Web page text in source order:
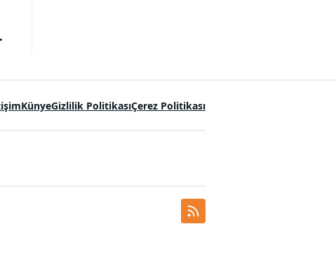
KünyeGizlilik PolitikasıÇerez Politikası